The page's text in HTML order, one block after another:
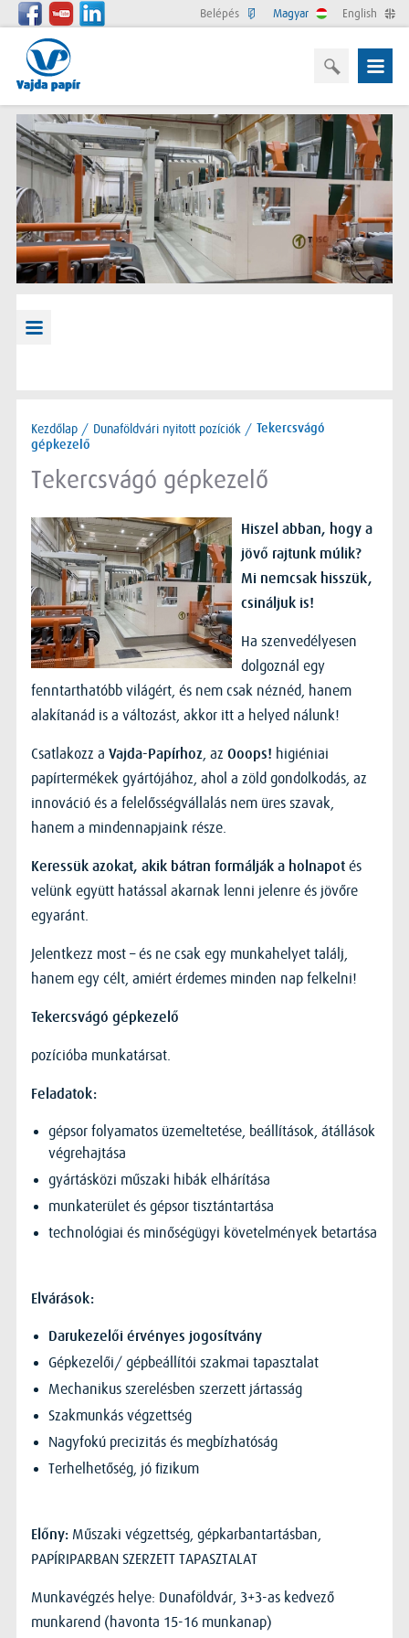
English
Magyar
Belépés
Kezdőlap / Dunaföldvári nyitott pozíciók /
Tekercsvágó
gépkezelő
Tekercsvágó gépkezelő
Hiszel abban, hogy a
jövő rajtunk múlik?
Mi nemcsak hisszük,
csináljuk is!
Ha szenvedélyesen
dolgoznál egy
fenntarthatóbb világért, és nem csak néznéd, hanem
alakítanád is a változást, akkor itt a helyed nálunk!
Csatlakozz aVajda-Papírhoz, azOoops! higiéniai
papírtermékek gyártójához, ahol a zöld gondolkodás, az
innováció és a felelősségvállalás nem üres szavak,
hanem a mindennapjaink része.
Keressük azokat, akik bátran formálják a holnapot és
velünk együtt hatással akarnak lenni jelenre és jövőre
egyaránt.
Jelentkezz most – és ne csak egy munkahelyet találj,
hanem egy célt, amiért érdemes minden nap felkelni!
Tekercsvágó gépkezelő
pozícióba munkatársat.
Feladatok:
gépsor folyamatos üzemeltetése, beállítások, átállások
végrehajtása
gyártásközi műszaki hibák elhárítása
munkaterület és gépsor tisztántartása
technológiai és minőségügyi követelmények betartása
Elvárások:
Darukezelői érvényes jogosítvány
Gépkezelői/ gépbeállítói szakmai tapasztalat
Mechanikus szerelésben szerzett jártasság
Szakmunkás végzettség
Nagyfokú precizitás és megbízhatóság
Terhelhetőség, jó fizikum
Előny: Műszaki végzettség, gépkarbantartásban,
PAPÍRIPARBAN SZERZETT TAPASZTALAT
Munkavégzés helye: Dunaföldvár, 3+3-as kedvező
munkarend (havonta 15-16 munkanap)